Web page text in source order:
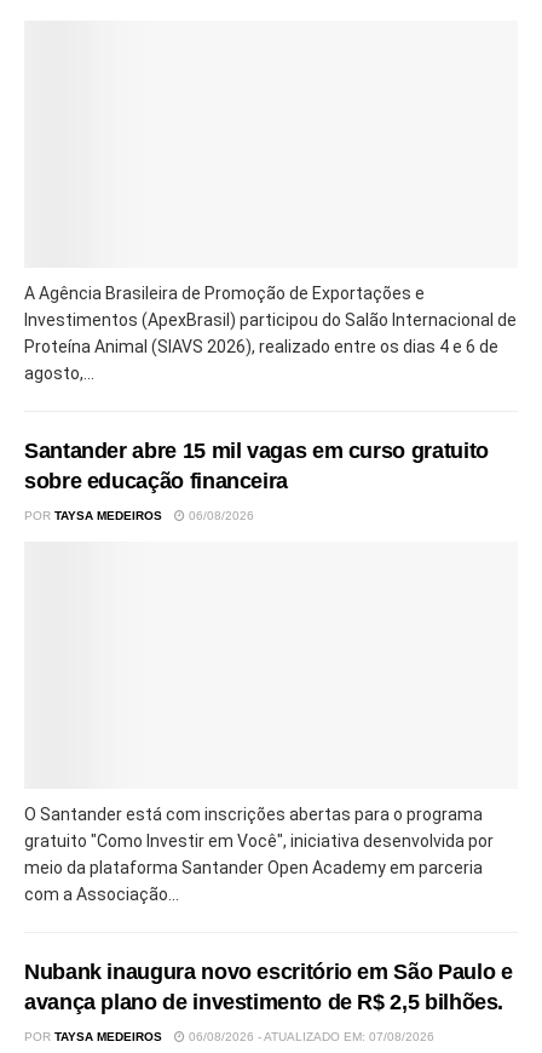
A Agência Brasileira de Promoção de Exportações e
Investimentos (ApexBrasil) participou do Salão Internacional de
Proteína Animal (SIAVS 2026), realizado entre os dias 4 e 6 de
agosto,...
Santander abre 15 mil vagas em curso gratuito
sobre educação financeira
POR TAYSA MEDEIROS 06/08/2026
O Santander está com inscrições abertas para o programa
gratuito "Como Investir em Você", iniciativa desenvolvida por
meio da plataforma Santander Open Academy em parceria
com a Associação...
Nubank inaugura novo escritório em São Paulo e
avança plano de investimento de R$ 2,5 bilhões.
POR TAYSA MEDEIROS 06/08/2026 - ATUALIZADO EM: 07/08/2026